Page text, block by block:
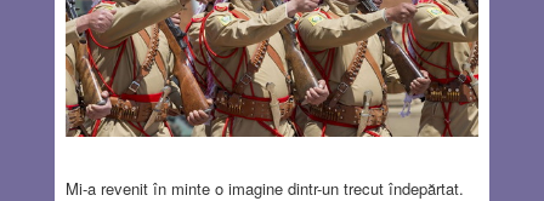
Mi-a revenit în minte o imagine dintr-un trecut îndepărtat.